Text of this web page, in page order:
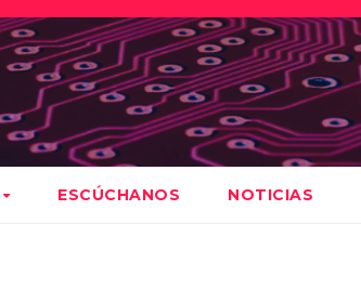
ESCÚCHANOS NOTICIAS